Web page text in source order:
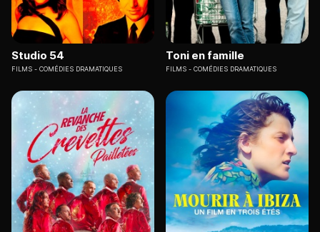
Studio 54
FILMS COMÉDIES DRAMATIQUES
Toni en famille
FILMS COMÉDIES DRAMATIQUES